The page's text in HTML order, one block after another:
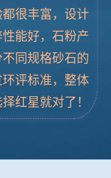
很丰富，设计
能好，石粉产
同规格砂石的
评标准，整体
红星就对了！